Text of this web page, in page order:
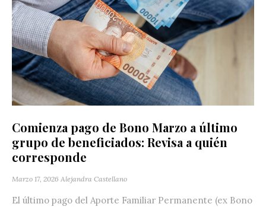
Comienza pago de Bono Marzo a último
grupo de beneficiados: Revisa a quién
corresponde
Marzo 17, 2026 Alejandra Castellano
El último pago del Aporte Familiar Permanente (ex Bono